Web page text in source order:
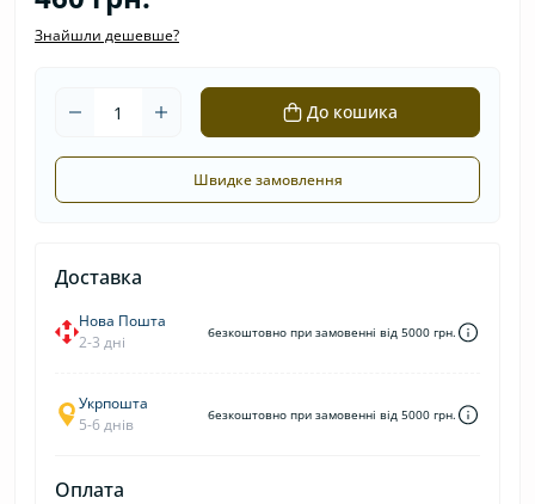
Знайшли дешевше?
До кошика
Швидке замовлення
Доставка
Нова Пошта
2-3 дні
безкоштовно при замовенні від 5000 грн.
Укрпошта
5-6 днів
безкоштовно при замовенні від 5000 грн.
Оплата